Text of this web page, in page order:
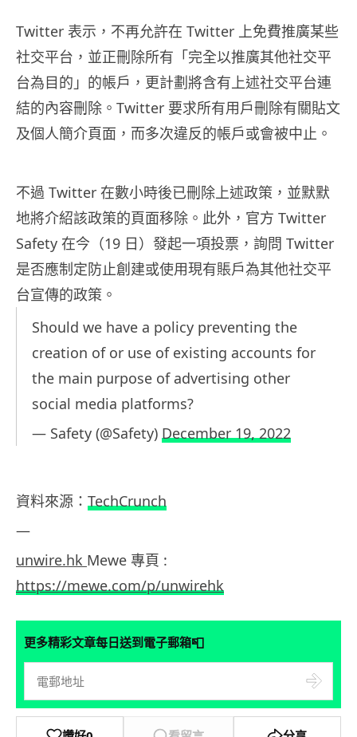
Twitter 表示，不再允許在 Twitter 上免費推廣某些
社交平台，並正刪除所有「完全以推廣其他社交平
台為目的」的帳戶，更計劃將含有上述社交平台連
結的內容刪除。Twitter 要求所有用戶刪除有關貼文
及個人簡介頁面，而多次違反的帳戶或會被中止。
不過 Twitter 在數小時後已刪除上述政策，並默默
地將介紹該政策的頁面移除。此外，官方 Twitter
Safety 在今（19 日）發起一項投票，詢問 Twitter
是否應制定防止創建或使用現有賬戶為其他社交平
台宣傳的政策。
Should we have a policy preventing the
creation of or use of existing accounts for
the main purpose of advertising other
social media platforms?
— Safety (@Safety) December 19, 2022
資料來源： TechCrunch
—
unwire.hk Mewe 專頁 :
https://mewe.com/p/unwirehk
更多精彩文章每日送到電子郵箱📮